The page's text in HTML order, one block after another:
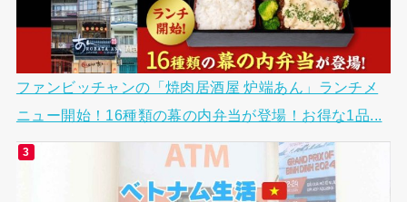
ファンビッチャンの「焼肉居酒屋 炉端あん」ランチメ
ニュー開始！16種類の幕の内弁当が登場！お得な1品...